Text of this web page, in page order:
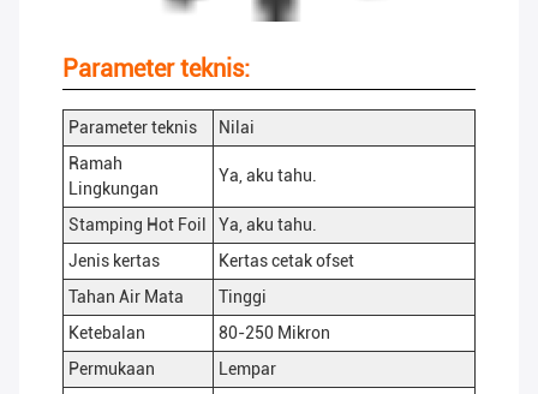
Parameter teknis:
Parameter teknis
Nilai
Ramah
Lingkungan
Ya, aku tahu.
Stamping Hot Foil
Ya, aku tahu.
Jenis kertas
Kertas cetak ofset
Tahan Air Mata
Tinggi
Ketebalan
80-250 Mikron
Permukaan
Lempar